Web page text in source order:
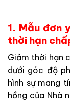
1. Mẫu đơn
thời hạn
Giảm thời hạn
dưới góc độ
hình sự mang
hồng của Nhà